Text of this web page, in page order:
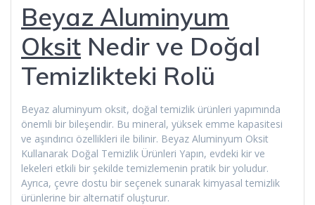
Beyaz Aluminyum
Oksit Nedir ve Doğal
Temizlikteki Rolü
Beyaz aluminyum oksit, doğal temizlik ürünleri yapımında
önemli bir bileşendir. Bu mineral, yüksek emme kapasitesi
ve aşındırıcı özellikleri ile bilinir. Beyaz Aluminyum Oksit
Kullanarak Doğal Temizlik Ürünleri Yapın, evdeki kir ve
lekeleri etkili bir şekilde temizlemenin pratik bir yoludur.
Ayrıca, çevre dostu bir seçenek sunarak kimyasal temizlik
ürünlerine bir alternatif oluşturur.